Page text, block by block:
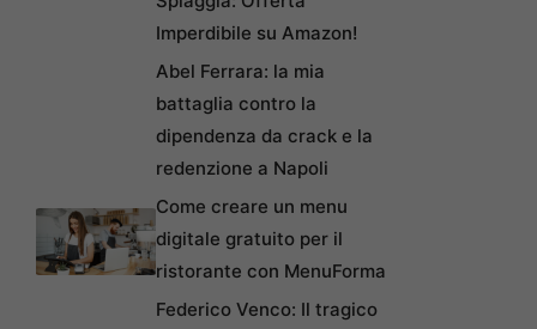
Imperdibile su Amazon!
Abel Ferrara: la mia
battaglia contro la
dipendenza da crack e la
redenzione a Napoli
Come creare un menu
digitale gratuito per il
ristorante con MenuForma
Federico Venco: Il tragico